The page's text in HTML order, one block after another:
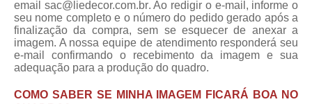
email sac@liedecor.com.br. Ao redigir o e-mail, informe o
seu nome completo e o número do pedido gerado após a
finalização da compra, sem se esquecer de anexar a
imagem. A nossa equipe de atendimento responderá seu
e-mail confirmando o recebimento da imagem e sua
adequação para a produção do quadro.
COMO SABER SE MINHA IMAGEM FICARÁ BOA NO